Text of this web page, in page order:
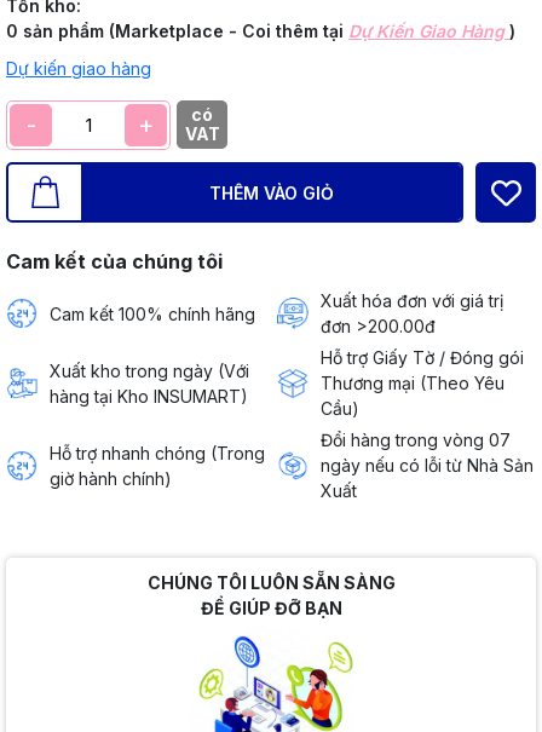
Tồn kho:
0 sản phẩm (Marketplace - Coi thêm tại Dự Kiến Giao Hàng)
Dự kiến giao hàng
- +
có
VAT
THÊM VÀO GIỎ
Cam kết của chúng tôi
Cam kết 100% chính hãng
Xuất hóa đơn với giá trị
đơn >200.00đ
Xuất kho trong ngày (Với
hàng tại Kho INSUMART)
Hỗ trợ Giấy Tờ / Đóng gói
Thương mại (Theo Yêu
Cầu)
Hỗ trợ nhanh chóng (Trong
giờ hành chính)
Đổi hàng trong vòng 07
ngày nếu có lỗi từ Nhà Sản
Xuất
CHÚNG TÔI LUÔN SẴN SÀNG
ĐỂ GIÚP ĐỠ BẠN